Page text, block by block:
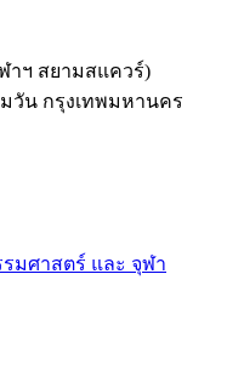
าฯ สยามสแควร์)
วัน กรุงเทพมหานคร
รมศาสตร์ และ จุฬา